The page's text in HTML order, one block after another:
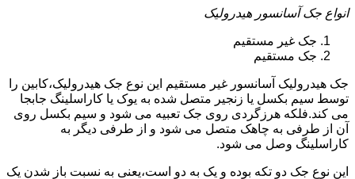
انواع جک آسانسور هیدرولیک
جک غیر مستقیم
جک مستقیم
جک هیدرولیک آسانسور غیر مستقیم این نوع جک هیدرولیک،کابین را
توسط سیم بکسل یا زنجیر متصل شده به یوک یا کاراسلینگ جابجا
می کند.فلکه هرزگردی روی جک تعبیه می شود و سیم بکسل روی
آن از طرفی به چاهک متصل می شود و از طرفی دیگر به
کاراسلینگ وصل می شود.
این نوع جک دو تکه بوده و یک به دو است،یعنی به نسبت باز شدن یک